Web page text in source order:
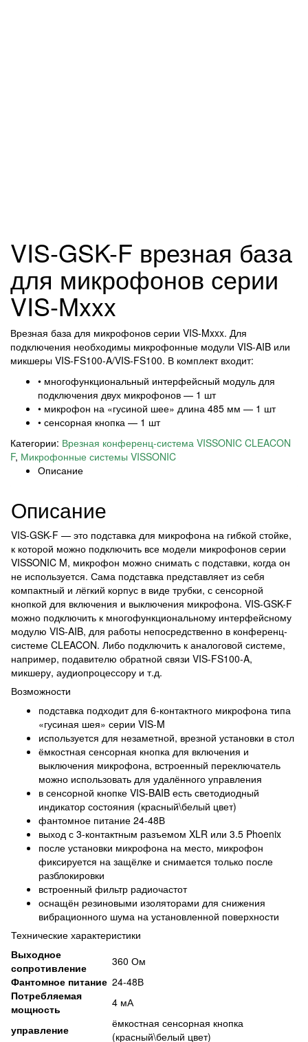
VIS-GSK-F врезная база
для микрофонов серии
VIS-Mxxx
Врезная база для микрофонов серии VIS-Mxxx. Для
подключения необходимы микрофонные модули VIS-AIB или
микшеры VIS-FS100-A/VIS-FS100. В комплект входит:
• многофункциональный интерфейсный модуль для
подключения двух микрофонов — 1 шт
• микрофон на «гусиной шее» длина 485 мм — 1 шт
• сенсорная кнопка — 1 шт
Категории: Врезная конференц-система VISSONIC CLEACON
F, Микрофонные системы VISSONIC
Описание
Описание
VIS-GSK-F — это подставка для микрофона на гибкой стойке,
к которой можно подключить все модели микрофонов серии
VISSONIC M, микрофон можно снимать с подставки, когда он
не используется. Сама подставка представляет из себя
компактный и лёгкий корпус в виде трубки, с сенсорной
кнопкой для включения и выключения микрофона. VIS-GSK-F
можно подключить к многофункциональному интерфейсному
модулю VIS-AIB, для работы непосредственно в конференц-
системе CLEACON. Либо подключить к аналоговой системе,
например, подавителю обратной связи VIS-FS100-A,
микшеру, аудиопроцессору и т.д.
Возможности
подставка подходит для 6-контактного микрофона типа
«гусиная шея» серии VIS-M
используется для незаметной, врезной установки в стол
ёмкостная сенсорная кнопка для включения и
выключения микрофона, встроенный переключатель
можно использовать для удалённого управления
в сенсорной кнопке VIS-BAIB есть светодиодный
индикатор состояния (красный\белый цвет)
фантомное питание 24-48В
выход с 3-контактным разъемом XLR или 3.5 Phoenix
после установки микрофона на место, микрофон
фиксируется на защёлке и снимается только после
разблокировки
встроенный фильтр радиочастот
оснащён резиновыми изоляторами для снижения
вибрационного шума на установленной поверхности
Технические характеристики
Выходное
сопротивление
360 Ом
Фантомное питание 24-48В
Потребляемая
мощность
4 мА
управление
ёмкостная сенсорная кнопка
(красный\белый цвет)